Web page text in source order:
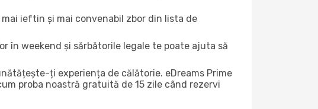
ieftin și mai convenabil zbor din lista de
în weekend și sărbătorile legale te poate ajuta să
ți experiența de călătorie. eDreams Prime
proba noastră gratuită de 15 zile când rezervi